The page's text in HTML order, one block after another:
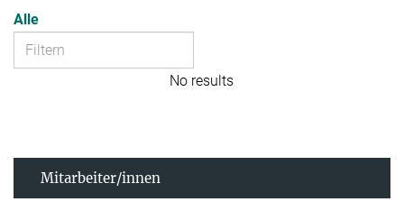
Alle
No results
Mitarbeiter/innen